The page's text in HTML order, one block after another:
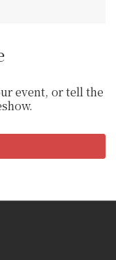
event, or tell the